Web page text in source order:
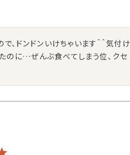
、ドンドンいけちゃいます＾＾気付け
のに…ぜんぶ食べてしまう位、クセ